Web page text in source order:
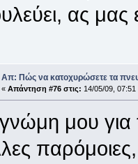
ας μας
Απ: Πώς να κατοχυρώσετε τα
« Απάντηση #76 στις: 14/05/09, 07:51
μου για